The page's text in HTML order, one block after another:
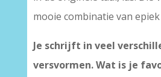
mooie combinatie van
Je schrijft in veel
versvormen. Wat is je